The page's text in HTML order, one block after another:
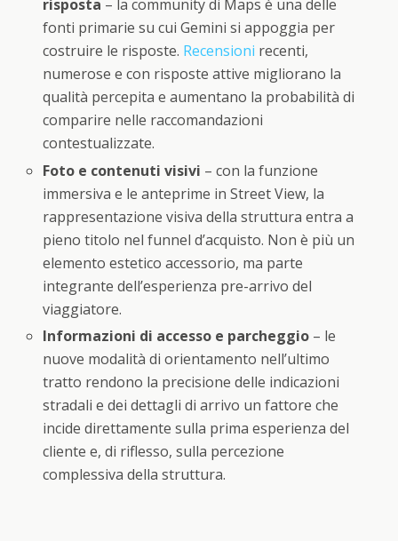
risposta – la community di Maps è una delle
fonti primarie su cui Gemini si appoggia per
costruire le risposte. Recensioni recenti,
numerose e con risposte attive migliorano la
qualità percepita e aumentano la probabilità di
comparire nelle raccomandazioni
contestualizzate.
Foto e contenuti visivi – con la funzione
immersiva e le anteprime in Street View, la
rappresentazione visiva della struttura entra a
pieno titolo nel funnel d’acquisto. Non è più un
elemento estetico accessorio, ma parte
integrante dell’esperienza pre-arrivo del
viaggiatore.
Informazioni di accesso e parcheggio – le
nuove modalità di orientamento nell’ultimo
tratto rendono la precisione delle indicazioni
stradali e dei dettagli di arrivo un fattore che
incide direttamente sulla prima esperienza del
cliente e, di riflesso, sulla percezione
complessiva della struttura.